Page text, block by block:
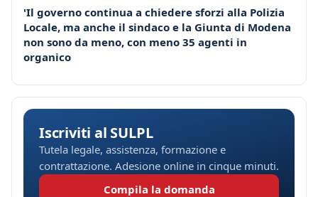
'Il governo continua a chiedere sforzi alla Polizia
Locale, ma anche il sindaco e la Giunta di Modena
non sono da meno, con meno 35 agenti in
organico
Iscriviti al SULPL
Tutela legale, assistenza, formazione e
contrattazione. Adesione online in cinque minuti.
Compila la domanda